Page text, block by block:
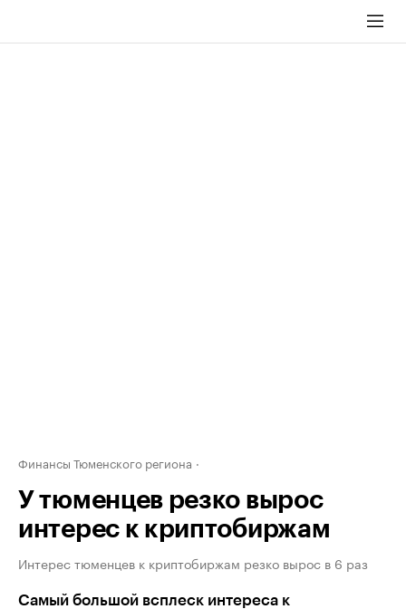
Финансы Тюменского региона
У тюменцев резко вырос
интерес к криптобиржам
Интерес тюменцев к криптобиржам резко вырос в 6 раз
Самый большой всплеск интереса к